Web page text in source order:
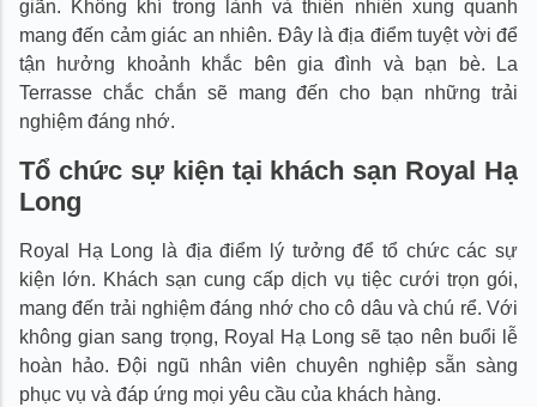
giãn. Không khí trong lành và thiên nhiên xung quanh
mang đến cảm giác an nhiên. Đây là địa điểm tuyệt vời để
tận hưởng khoảnh khắc bên gia đình và bạn bè. La
Terrasse chắc chắn sẽ mang đến cho bạn những trải
nghiệm đáng nhớ.
Tổ chức sự kiện tại khách sạn Royal Hạ
Long
Royal Hạ Long là địa điểm lý tưởng để tổ chức các sự
kiện lớn. Khách sạn cung cấp dịch vụ tiệc cưới trọn gói,
mang đến trải nghiệm đáng nhớ cho cô dâu và chú rể. Với
không gian sang trọng, Royal Hạ Long sẽ tạo nên buổi lễ
hoàn hảo. Đội ngũ nhân viên chuyên nghiệp sẵn sàng
phục vụ và đáp ứng mọi yêu cầu của khách hàng.